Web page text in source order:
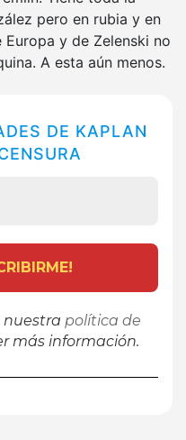
pero en rubia y en
y de Zelenski no
A esta aún menos.
DE KAPLAN
nuestra política de
más información.